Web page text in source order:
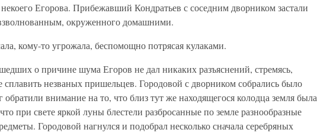
Егорова. Прибежавший Кондратьев с соседним дворником застали
окруженного домашними.
кому-то угрожала, беспомощно потрясая кулаками.
о причине шума Егоров не дал никаких разъяснений, стремясь,
сплавить незваных пришельцев. Городовой с дворником собрались было
обратили внимание на то, что близ тут же находящегося колодца земля была
при свете яркой луны блестели разбросанные по земле разнообразные
Городовой нагнулся и подобрал несколько сначала серебряных